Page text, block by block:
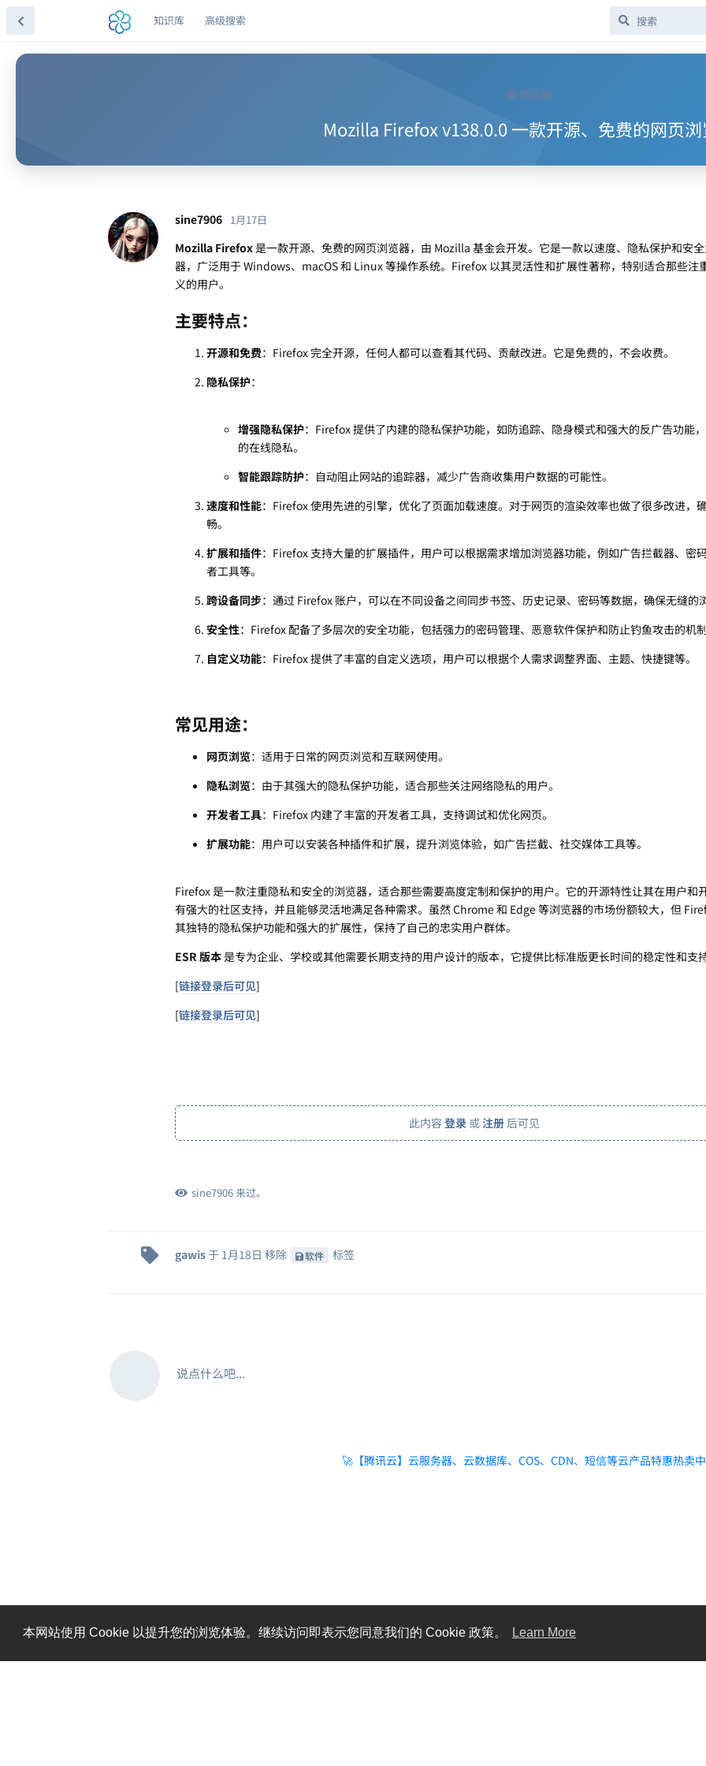
本网站使用 Cookie 以提升您的浏览体验。继续访问即表示您同意我们的 Cookie 政策。 Learn More
知识库 高级搜索
浏览器
Mozilla Firefox v138.0.0 一款开源、免费的网页
sine7906 1月17日
Mozilla Firefox是一款开源、免费的网页浏览器，由 Mozilla 基金会开发。它是一款以速度、隐私保护和安
器，广泛用于 Windows、macOS 和 Linux 等操作系统。Firefox 以其灵活性和扩展性著称，特别适合那些注
义的用户。
主要特点：
开源和免费：Firefox 完全开源，任何人都可以查看其代码、贡献改进。它是免费的，不会收费。
隐私保护：
增强隐私保护：Firefox 提供了内建的隐私保护功能，如防追踪、隐身模式和强大的反广告功能
的在线隐私。
智能跟踪防护：自动阻止网站的追踪器，减少广告商收集用户数据的可能性。
速度和性能：Firefox 使用先进的引擎，优化了页面加载速度。对于网页的渲染效率也做了很多改进，
畅。
扩展和插件：Firefox 支持大量的扩展插件，用户可以根据需求增加浏览器功能，例如广告拦截器、密
者工具等。
跨设备同步：通过 Firefox 账户，可以在不同设备之间同步书签、历史记录、密码等数据，确保无缝的
安全性：Firefox 配备了多层次的安全功能，包括强力的密码管理、恶意软件保护和防止钓鱼攻击的机
自定义功能：Firefox 提供了丰富的自定义选项，用户可以根据个人需求调整界面、主题、快捷键等。
常见用途：
网页浏览：适用于日常的网页浏览和互联网使用。
隐私浏览：由于其强大的隐私保护功能，适合那些关注网络隐私的用户。
开发者工具：Firefox 内建了丰富的开发者工具，支持调试和优化网页。
扩展功能：用户可以安装各种插件和扩展，提升浏览体验，如广告拦截、社交媒体工具等。
Firefox 是一款注重隐私和安全的浏览器，适合那些需要高度定制和保护的用户。它的开源特性让其在用户和
有强大的社区支持，并且能够灵活地满足各种需求。虽然 Chrome 和 Edge 等浏览器的市场份额较大，但
其独特的隐私保护功能和强大的扩展性，保持了自己的忠实用户群体。
ESR 版本是专为企业、学校或其他需要长期支持的用户设计的版本，它提供比标准版更长时间的稳定性和支
[链接登录后可见]
[链接登录后可见]
此内容 登录 或注册 后可见
sine7906来过。
gawis于 1月18日 移除 软件 标签
说点什么吧...
🚀【腾讯云】云服务器、云数据库、COS、CDN、短信等云产品特惠热卖